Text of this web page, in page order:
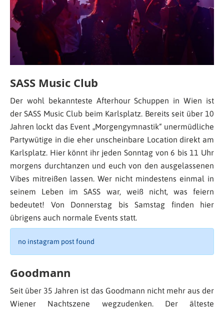
SASS Music Club
Der wohl bekannteste Afterhour Schuppen in Wien ist
der SASS Music Club beim Karlsplatz. Bereits seit über 10
Jahren lockt das Event „Morgengymnastik“ unermüdliche
Partywütige in die eher unscheinbare Location direkt am
Karlsplatz. Hier könnt ihr jeden Sonntag von 6 bis 11 Uhr
morgens durchtanzen und euch von den ausgelassenen
Vibes mitreißen lassen. Wer nicht mindestens einmal in
seinem Leben im SASS war, weiß nicht, was feiern
bedeutet! Von Donnerstag bis Samstag finden hier
übrigens auch normale Events statt.
no instagram post found
Goodmann
Seit über 35 Jahren ist das Goodmann nicht mehr aus der
Wiener Nachtszene wegzudenken. Der älteste